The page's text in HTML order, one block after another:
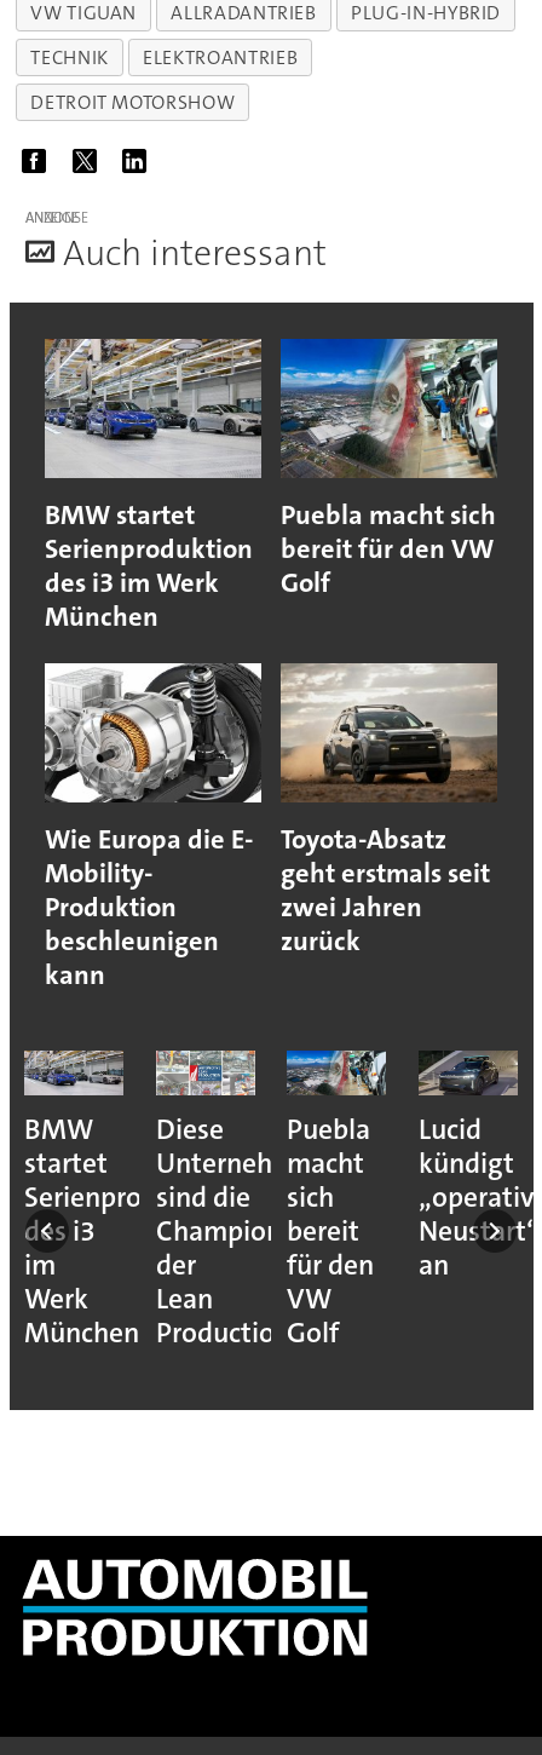
VW TIGUAN ALLRADANTRIEB
PLUG-IN-HYBRID
TECHNIK
ELEKTROANTRIEB
DETROIT MOTORSHOW
ANZEIGE
Auch interessant
BMW startet
Serienproduktion
des i3 im Werk
München
Puebla macht sich
bereit für den VW
Golf
Wie Europa die E-
Mobility-
Produktion
beschleunigen
kann
Toyota-Absatz
geht erstmals seit
zwei Jahren
zurück
BMW
startet
Serienproduktion
des i3
im
Werk
München
Diese
Unternehmen
sind die
Champions
der
Lean
Production
Puebla
macht
sich
bereit
für den
VW
Golf
Lucid
kündigt
Neustart“
an